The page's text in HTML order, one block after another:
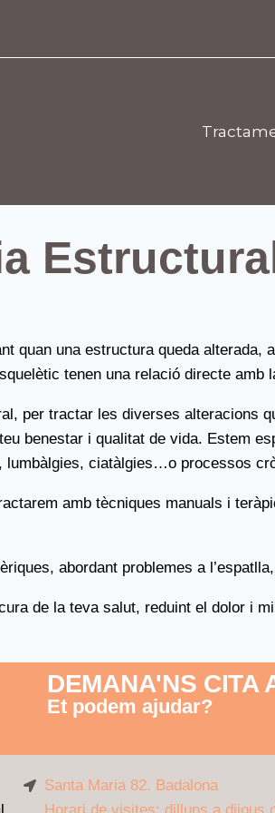
quan una estructura queda alterada,
tenen una relació directe amb
per tractar les diverses alteracions
benestar i qualitat de vida. Estem
lumbàlgies, ciatàlgies…o processos
amb tècniques manuals i
abordant problemes a
de la teva salut, reduint el dolor i
DEMANA'NS CITA
Et podem ajudar?
Santa Maria 82. Badalona